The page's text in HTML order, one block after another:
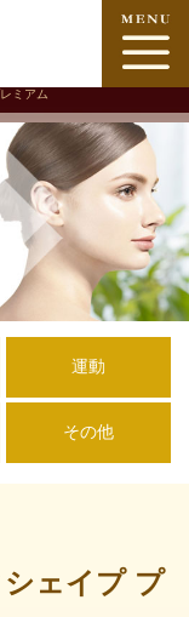
ミアム
運動
その他
ェイプ プ